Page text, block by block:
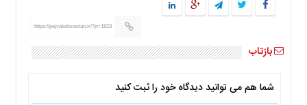
https://pejvakelorestan.ir/?p=1823
بازتاب
شما هم می توانید دیدگاه خود را ثبت کنید